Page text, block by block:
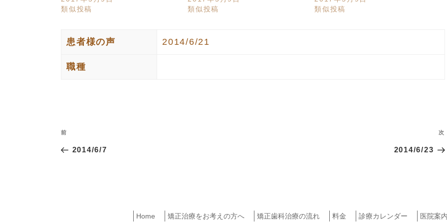
類似投稿
類似投稿
類似投稿
患者様の声 2014/6/21
職種
投
稿
過
去
前
2014/6/7
次
2014/6/23
Home 矯正治療をお考えの方へ 矯正歯科治療の流れ 料金 診療カレンダー 医院案内